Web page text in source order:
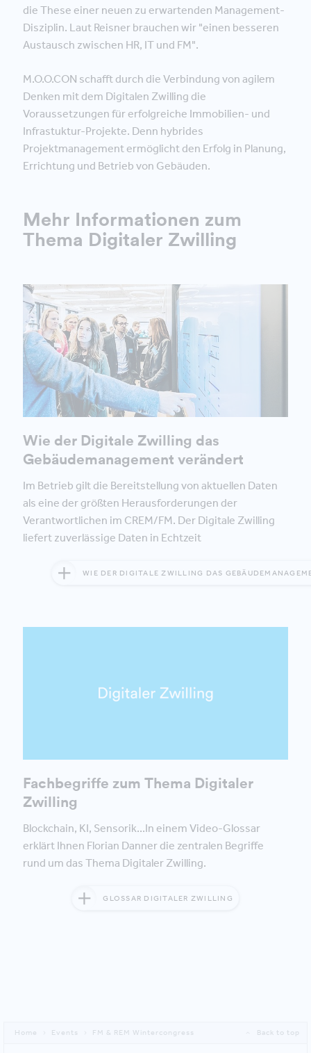
die These einer neuen zu erwartenden Management-
Disziplin. Laut Reisner brauchen wir "einen besseren
Austausch zwischen HR, IT und FM".
M.O.O.CON schafft durch die Verbindung von agilem
Denken mit dem Digitalen Zwilling die
Voraussetzungen für erfolgreiche Immobilien- und
Infrastuktur-Projekte. Denn hybrides
Projektmanagement ermöglicht den Erfolg in Planung,
Errichtung und Betrieb von Gebäuden.
Mehr Informationen zum
Thema Digitaler Zwilling
Wie der Digitale Zwilling das
Gebäudemanagement verändert
Im Betrieb gilt die Bereitstellung von aktuellen Daten
als eine der größten Herausforderungen der
Verantwortlichen im CREM/FM. Der Digitale Zwilling
liefert zuverlässige Daten in Echtzeit
WIE DER DIGITALE ZWILLING DAS
Fachbegriffe zum Thema Digitaler
Zwilling
Blockchain, KI, Sensorik...In einem Video-Glossar
erklärt Ihnen Florian Danner die zentralen Begriffe
rund um das Thema Digitaler Zwilling.
GLOSSAR DIGITALER ZWILLING
Home Events FM & REM Wintercongress Back to top